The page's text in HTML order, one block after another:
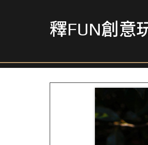
釋FUN創意